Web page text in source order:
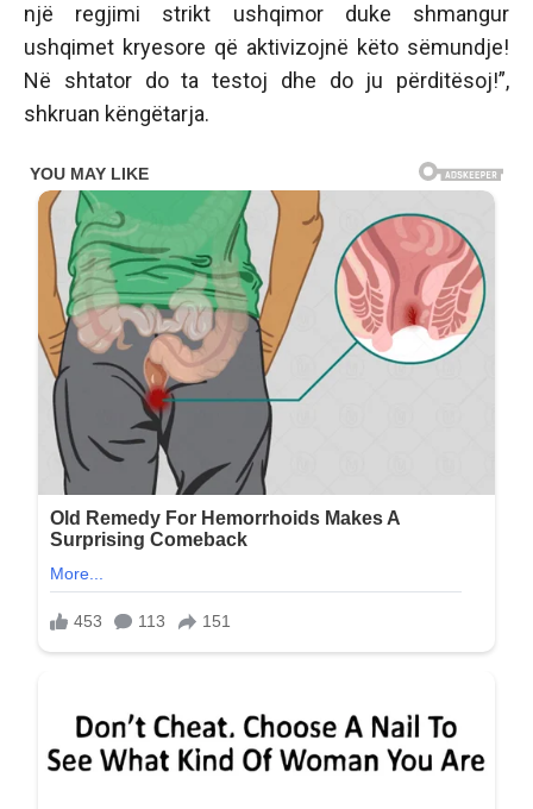
një regjimi strikt ushqimor duke shmangur
ushqimet kryesore që aktivizojnë këto sëmundje!
Në shtator do ta testoj dhe do ju përditësoj!”,
shkruan këngëtarja.